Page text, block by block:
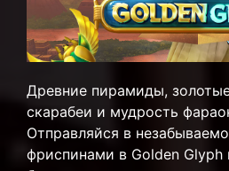
Древние пирамиды,
скарабеи и мудрость
Отправляйся в
фриспинами в Golden Glyph